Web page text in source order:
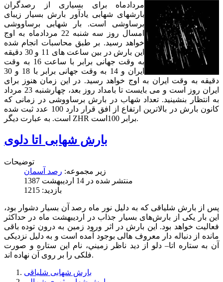
مردادماه برای بسیاری از رصدگران
بارشهای شهابی یادآور بارش بسیار زیبای
برساوشی است. بار شهابی برساووشی
امسال روز سه شنبه 22 مردادماه به اوج
خواهد رسید. بر طبق محاسبات انجام شده
این بارش در بین ساعت های 11 و 30 دقیقه
به وقت جهانی برابر با ساعت 16 به وقت
ایران و 14 به وقت جهانی برابر با 18 و 30
دقیقه به وقت ایران به اوج خواهد رسید. در این زمان هنوز برای
ایران روز است و می بایست تا بامداد روز بعد، چهارشنبه 23 مرداد
به انتظار بنشینید. تعداد شهاب در بارش برساووشی در زمانی که
کانون بارش در بالاترین ارتفاع از افق قرار دارد 100 عدد ثبت شده
است. به عبارت دیگر ZHR برابر 100است.
بارش شهابی اتا دلوی
توضیحات
زیر مجموعه: رصد آسمان
منتشر شده در 14 ارديبهشت 1387
بازدید: 1215
پس از بارش شلیاقی که به دلیل نور ماه رصد آن بسیار دشوار بود،
این بار یکی از بارش‌های بسیار جذاب در اردیبهشت ماه در حداکثر
فعالیت خواهد بود. این بارش در اثر ورود زمین به درون توده باقی
مانده از دنباله دار معروف هالی بوجود آمده است و به دلیل نزدیکی
آن به ستاره اتا– دلو از ديد ناظر زميني، نام این ستاره و صورت
فلکی را بر روی آن نهاده اند.
بارش شهابی شلیاقی